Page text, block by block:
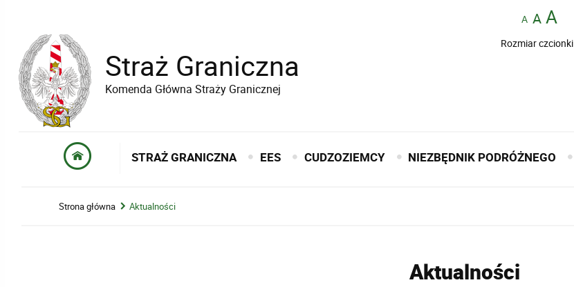
Straż Graniczna
Komenda Główna Straży Granicznej
Rozmiar czcionki
STRAŻ GRANICZNA EES CUDZOZIEMCY NIEZBĘDNIK PODRÓŻNEGO
Strona główna Aktualności
Aktualności